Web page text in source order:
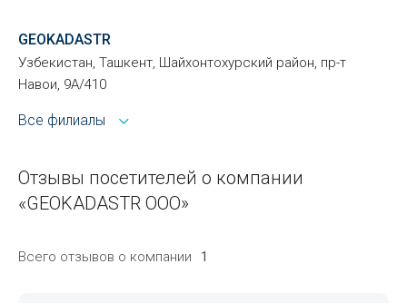
GEOKADASTR
Узбекистан, Ташкент, Шайхонтохурский район, пр-т
Навои, 9А/410
Все филиалы
Отзывы посетителей о компании
«GEOKADASTR ООО»
Всего отзывов о компании 1